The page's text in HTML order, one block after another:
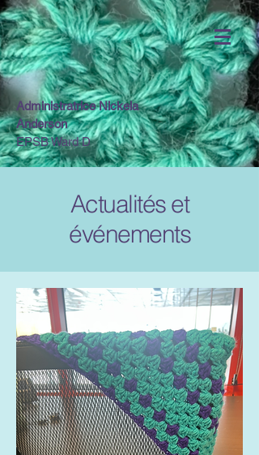
Administratrice Nickela
Anderson
EPSB Ward D
Actualités et
événements